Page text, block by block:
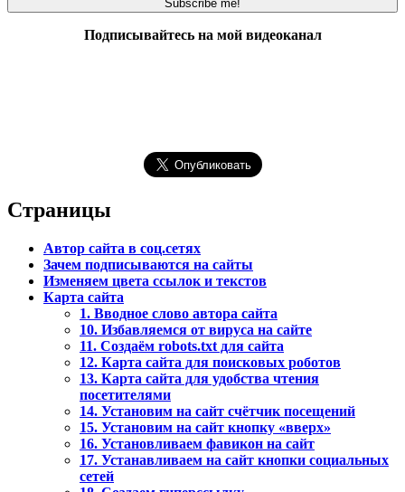
Подписывайтесь на мой видеоканал
Страницы
Автор сайта в соц.сетях
Зачем подписываются на сайты
Изменяем цвета ссылок и текстов
Карта сайта
1. Вводное слово автора сайта
10. Избавляемся от вируса на сайте
11. Создаём robots.txt для сайта
12. Карта сайта для поисковых роботов
13. Карта сайта для удобства чтения
посетителями
14. Установим на сайт счётчик посещений
15. Установим на сайт кнопку «вверх»
16. Установливаем фавикон на сайт
17. Устанавливаем на сайт кнопки социальных
сетей